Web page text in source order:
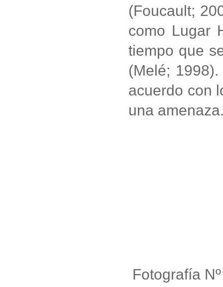
(Foucault;
como Lugar
tiempo que
(Melé;
acuerdo con
una
Fotografía